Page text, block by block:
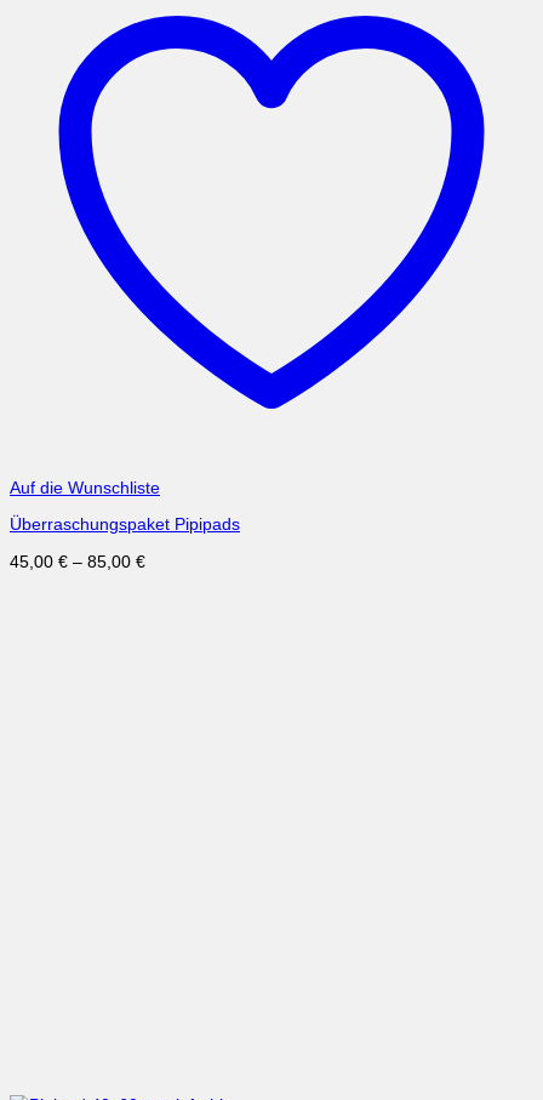
Auf die Wunschliste
Überraschungspaket Pipipads
45,00 € – 85,00 €